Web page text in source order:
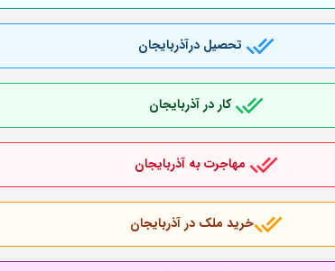
تحصیل درآذربایجان
کار در آذربایجان
مهاجرت به آذربایجان
خرید ملک در آذربایجان